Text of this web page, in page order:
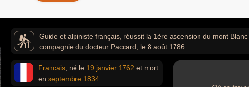
Guide et alpiniste français, réussit la 1ère ascension du mont
compagnie du docteur Paccard, le 8 août 1786.
Francais , né le 19 janvier 1762 et mort
en septembre 1834